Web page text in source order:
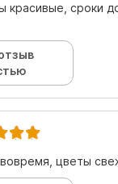
красивые, сроки
цветы